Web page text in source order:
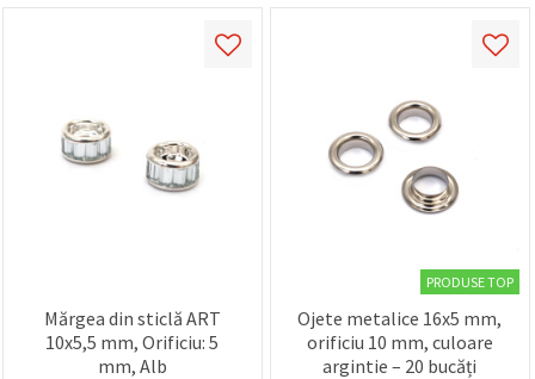
Mărgea din sticlă ART
10x5,5 mm, Orificiu: 5
mm, Alb
PRODUSE TOP
Ojete metalice 16x5 mm,
orificiu 10 mm, culoare
argintie – 20 bucăți